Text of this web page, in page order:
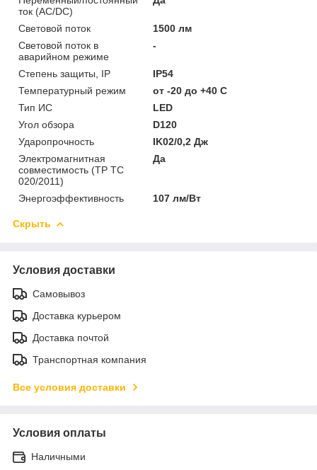
ток (AC/DC)
Световой поток
1500 лм
Световой поток в
аварийном режиме
-
Степень защиты, IP
IP54
Температурный режим
от -20 до +40 C
Тип ИС
LED
Угол обзора
D120
Ударопрочность
IK02/0,2 Дж
Электромагнитная
совместимость (ТР ТС
020/2011)
Да
Энергоэффективность 107 лм/Вт
Скрыть
Условия доставки
Самовывоз
Доставка курьером
Доставка почтой
Транспортная компания
Все условия доставки
Условия оплаты
Наличными